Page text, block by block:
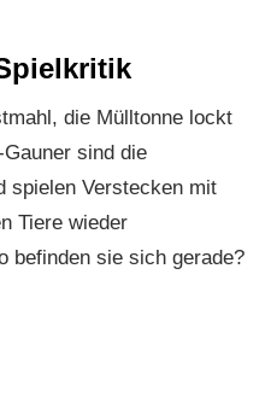
die Mülltonne lockt
sind die
spielen Verstecken mit
Tiere wieder
befinden sie sich gerade?